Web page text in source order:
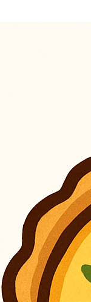
informatie
waarvoor wij
Dit
jouw